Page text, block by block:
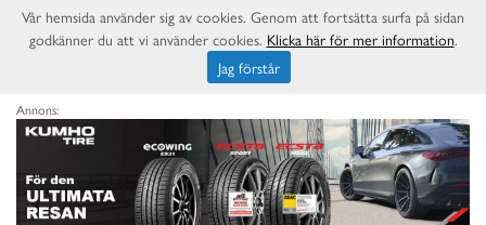
Annons:
Vår hemsida använder sig av cookies. Genom att fortsätta surfa på sidan
godkänner du att vi använder cookies. Klicka här för mer information.
Jag förstår